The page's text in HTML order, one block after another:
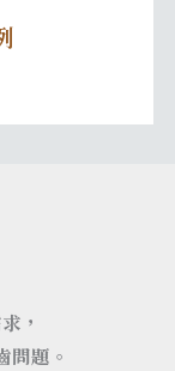
，
問題。